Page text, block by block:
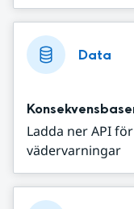
Data
Ladda ner API
vädervarningar